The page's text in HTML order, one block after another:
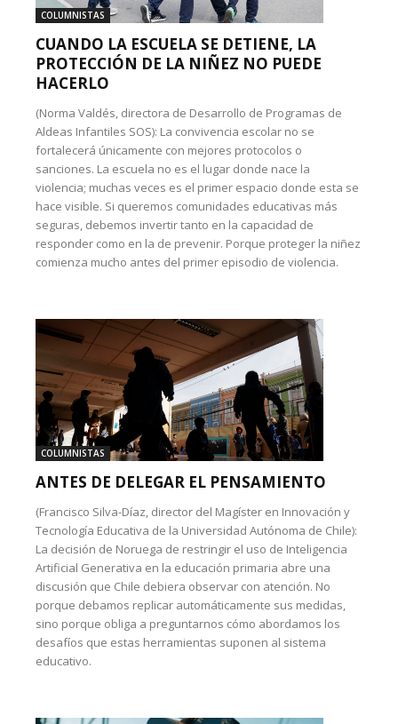
COLUMNISTAS
CUANDO LA ESCUELA SE DETIENE, LA
PROTECCIÓN DE LA NIÑEZ NO PUEDE
HACERLO
(Norma Valdés, directora de Desarrollo de Programas de
Aldeas Infantiles SOS): La convivencia escolar no se
fortalecerá únicamente con mejores protocolos o
sanciones. La escuela no es el lugar donde nace la
violencia; muchas veces es el primer espacio donde esta se
hace visible. Si queremos comunidades educativas más
seguras, debemos invertir tanto en la capacidad de
responder como en la de prevenir. Porque proteger la niñez
comienza mucho antes del primer episodio de violencia.
COLUMNISTAS
ANTES DE DELEGAR EL PENSAMIENTO
(Francisco Silva-Díaz, director del Magíster en Innovación y
Tecnología Educativa de la Universidad Autónoma de Chile):
La decisión de Noruega de restringir el uso de Inteligencia
Artificial Generativa en la educación primaria abre una
discusión que Chile debiera observar con atención. No
porque debamos replicar automáticamente sus medidas,
sino porque obliga a preguntarnos cómo abordamos los
desafíos que estas herramientas suponen al sistema
educativo.